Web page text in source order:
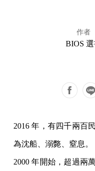
作者
BIOS
2016 年，有四千兩百
為沈船、溺斃、窒息。
2000 年開始，超過兩